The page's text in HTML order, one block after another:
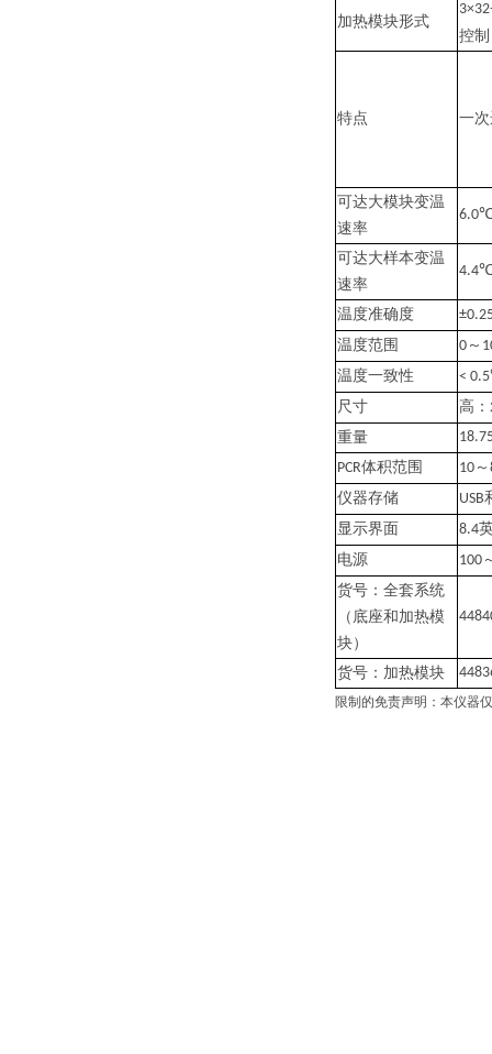
加热模块形式
控制
特点 一
可达大模块变温
速率
可达大样本变温
速率
温度准确度
温度范围
0 ～
温度一致性
<
尺寸
高：
重量
PCR体积范围 10 ～
仪器存储
USB
显示界面
8.4
电源
100
货号：全套系统
（底座和加热模
块）
货号：加热模块
限制的免责声明：本仪器